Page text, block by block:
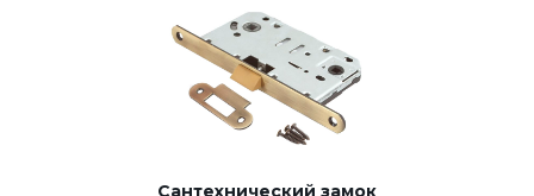
Сантехнический замок